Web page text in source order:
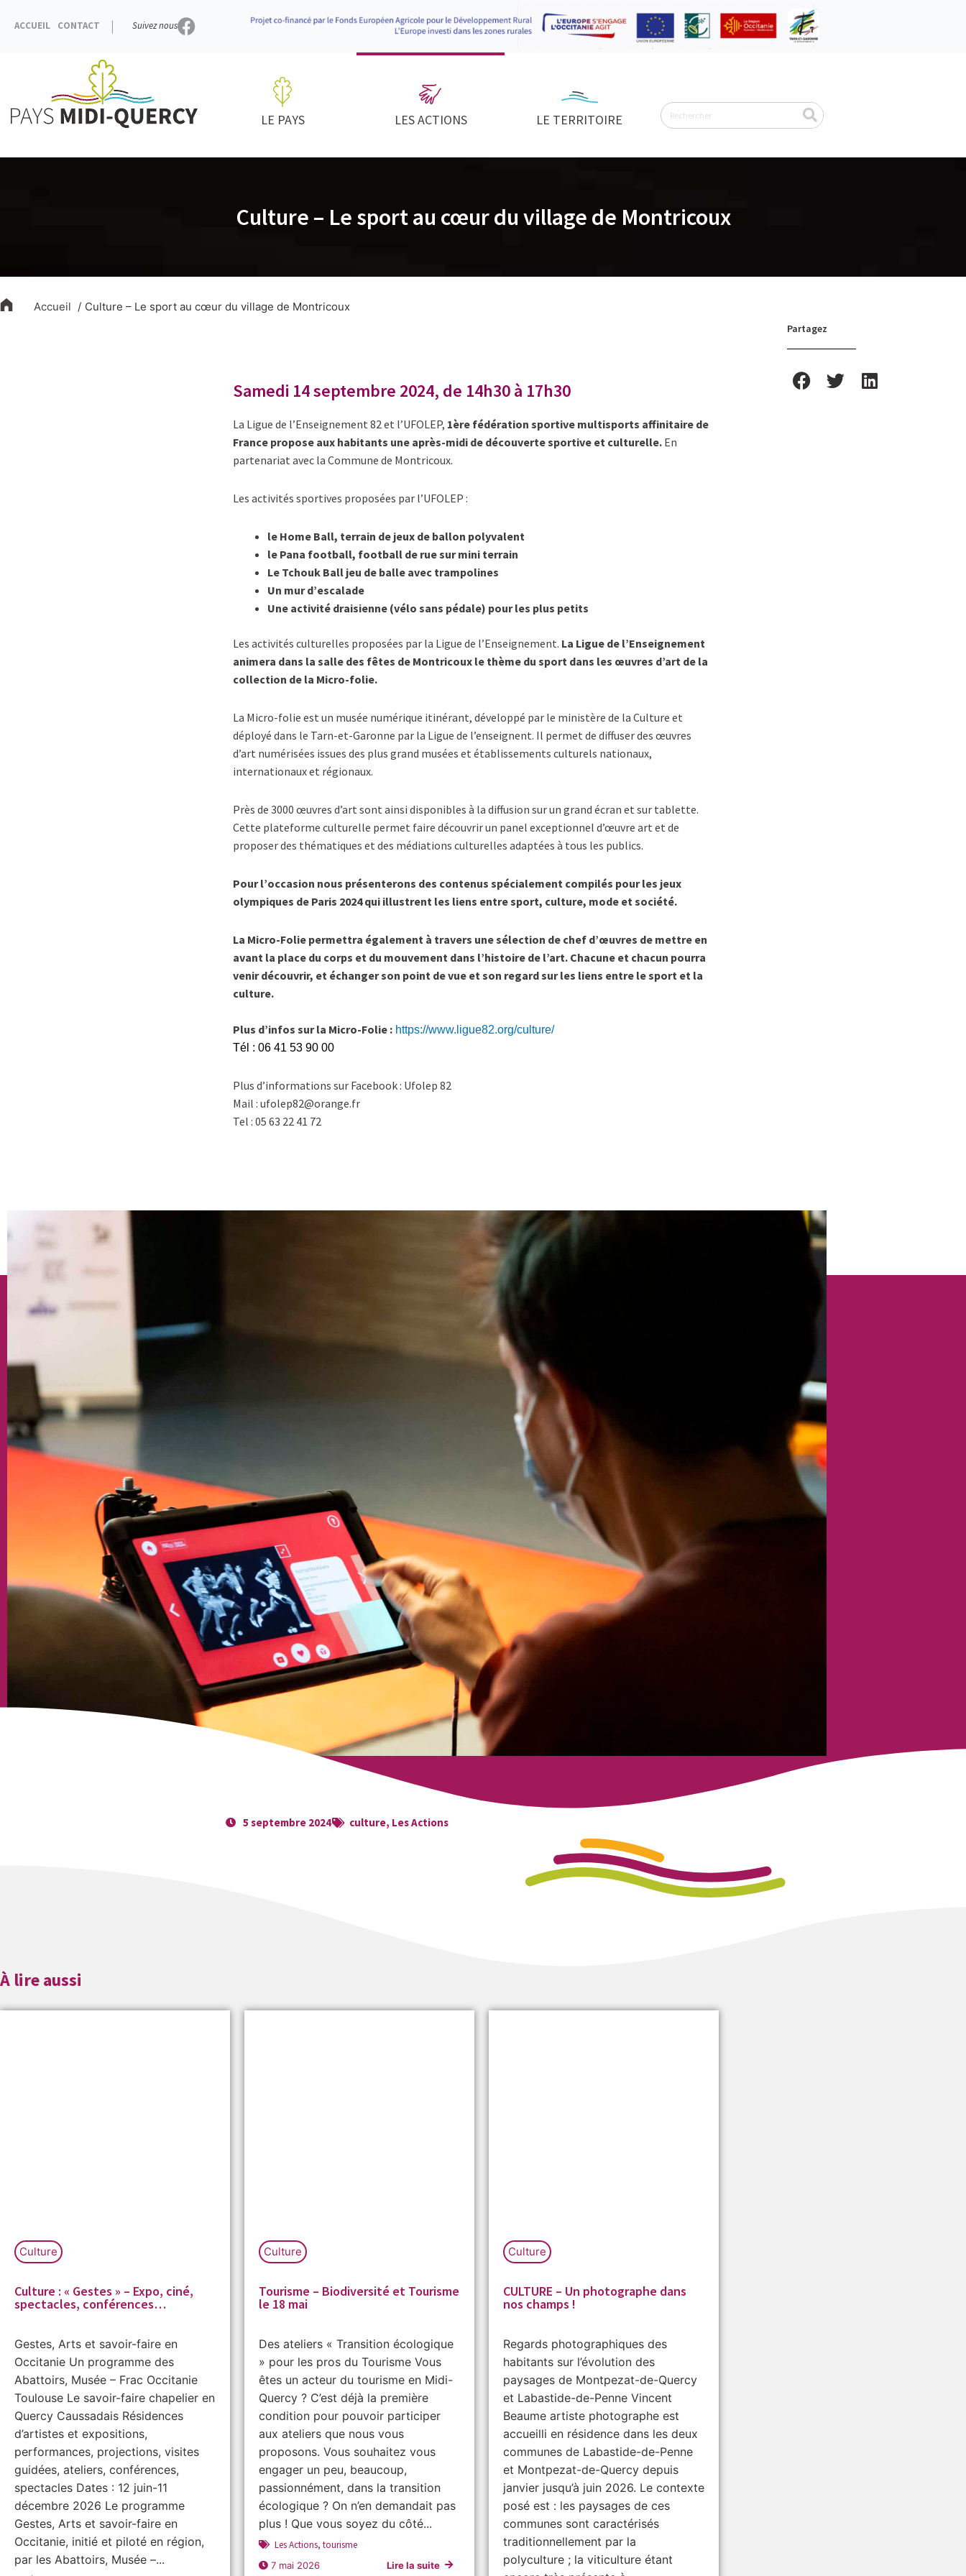
ACCUEIL CONTACT Suivez nous
LE PAYS LES ACTIONS LE TERRITOIRE
Rechercher
Culture – Le sport au cœur du village de Montricoux
Accueil Culture – Le sport au cœur du village de Montricoux
Samedi 14 septembre 2024, de 14h30 à 17h30
La Ligue de l’Enseignement 82 et l’UFOLEP, 1ère fédération sportive multisports affinitaire de
France propose aux habitants une après-midi de découverte sportive et culturelle. En
partenariat avec la Commune de Montricoux.
Les activités sportives proposées par l’UFOLEP :
le Home Ball, terrain de jeux de ballon polyvalent
le Pana football, football de rue sur mini terrain
Le Tchouk Ball jeu de balle avec trampolines
Un mur d’escalade
Une activité draisienne (vélo sans pédale) pour les plus petits
Les activités culturelles proposées par la Ligue de l’Enseignement. La Ligue de l’Enseignement
animera dans la salle des fêtes de Montricoux le thème du sport dans les œuvres d’art de la
collection de la Micro-folie.
La Micro-folie est un musée numérique itinérant, développé par le ministère de la Culture et
déployé dans le Tarn-et-Garonne par la Ligue de l’enseignent. Il permet de diffuser des œuvres
d’art numérisées issues des plus grand musées et établissements culturels nationaux,
internationaux et régionaux.
Près de 3000 œuvres d’art sont ainsi disponibles à la diffusion sur un grand écran et sur tablette.
Cette plateforme culturelle permet faire découvrir un panel exceptionnel d’œuvre art et de
proposer des thématiques et des médiations culturelles adaptées à tous les publics.
Pour l’occasion nous présenterons des contenus spécialement compilés pour les jeux
olympiques de Paris 2024 qui illustrent les liens entre sport, culture, mode et société.
La Micro-Folie permettra également à travers une sélection de chef d’œuvres de mettre en
avant la place du corps et du mouvement dans l’histoire de l’art. Chacune et chacun pourra
venir découvrir, et échanger son point de vue et son regard sur les liens entre le sport et la
culture.
Plus d’infos sur la Micro-Folie :https://www.ligue82.org/culture/
Tél : 06 41 53 90 00
Plus d’informations sur Facebook : Ufolep 82
Mail : ufolep82@orange.fr
Tel : 05 63 22 41 72
Partagez
5 septembre 2024 culture, Les Actions
À lire aussi
Culture
Culture : « Gestes » – Expo, ciné,
spectacles, conférences…
Gestes, Arts et savoir-faire en
Occitanie Un programme des
Abattoirs, Musée – Frac Occitanie
Toulouse Le savoir-faire chapelier en
Quercy Caussadais Résidences
d’artistes et expositions,
performances, projections, visites
guidées, ateliers, conférences,
spectacles Dates : 12 juin-11
décembre 2026 Le programme
Gestes, Arts et savoir-faire en
Occitanie, initié et piloté en région,
par les Abattoirs, Musée –...
Culture
Tourisme – Biodiversité et Tourisme
le 18 mai
Des ateliers « Transition écologique
» pour les pros du Tourisme Vous
êtes un acteur du tourisme en Midi-
Quercy ? C’est déjà la première
condition pour pouvoir participer
aux ateliers que nous vous
proposons. Vous souhaitez vous
engager un peu, beaucoup,
passionnément, dans la transition
écologique ? On n’en demandait pas
plus ! Que vous soyez du côté...
Les Actions, tourisme
7 mai 2026 Lire la suite
Culture
CULTURE – Un photographe dans
nos champs !
Regards photographiques des
habitants sur l’évolution des
paysages de Montpezat-de-Quercy
et Labastide-de-Penne Vincent
Beaume artiste photographe est
accueilli en résidence dans les deux
communes de Labastide-de-Penne
et Montpezat-de-Quercy depuis
janvier jusqu’à juin 2026. Le contexte
posé est : les paysages de ces
communes sont caractérisés
traditionnellement par la
polyculture ; la viticulture étant